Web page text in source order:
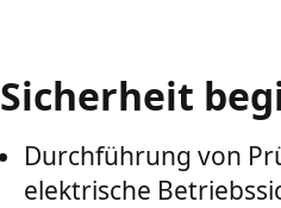
Sicherheit
Durchführung von
elektrische